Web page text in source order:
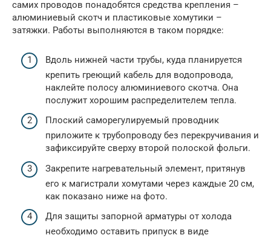
самих проводов понадобятся средства крепления –
алюминиевый скотч и пластиковые хомутики –
затяжки. Работы выполняются в таком порядке:
Вдоль нижней части трубы, куда планируется
крепить греющий кабель для водопровода,
наклейте полосу алюминиевого скотча. Она
послужит хорошим распределителем тепла.
Плоский саморегулируемый проводник
приложите к трубопроводу без перекручивания и
зафиксируйте сверху второй полоской фольги.
Закрепите нагревательный элемент, притянув
его к магистрали хомутами через каждые 20 см,
как показано ниже на фото.
Для защиты запорной арматуры от холода
необходимо оставить припуск в виде